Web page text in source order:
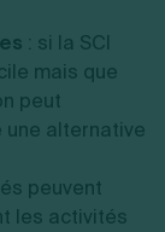
: si la SCI
mais que
peut
une alternative
peuvent
les activités